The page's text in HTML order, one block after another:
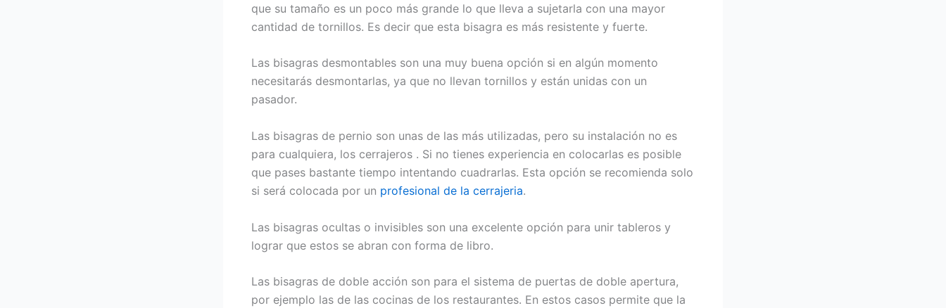
que su tamaño es un poco más grande lo que lleva a sujetarla con una mayor
cantidad de tornillos. Es decir que esta bisagra es más resistente y fuerte.
Las bisagras desmontables son una muy buena opción si en algún momento
necesitarás desmontarlas, ya que no llevan tornillos y están unidas con un
pasador.
Las bisagras de pernio son unas de las más utilizadas, pero su instalación no es
para cualquiera, los cerrajeros . Si no tienes experiencia en colocarlas es posible
que pases bastante tiempo intentando cuadrarlas. Esta opción se recomienda solo
si será colocada por un profesional de la cerrajeria.
Las bisagras ocultas o invisibles son una excelente opción para unir tableros y
lograr que estos se abran con forma de libro.
Las bisagras de doble acción son para el sistema de puertas de doble apertura,
por ejemplo las de las cocinas de los restaurantes. En estos casos permite que la